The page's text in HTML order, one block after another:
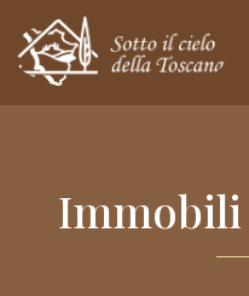
Immobili